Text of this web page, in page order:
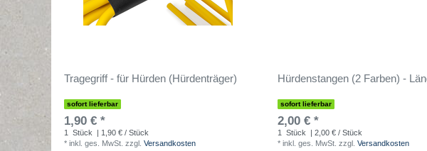
Tragegriff - für Hürden (Hürdenträger)
sofort lieferbar
1,90 € *
1 Stück
| 1,90 € / Stück
* inkl. ges. MwSt. zzgl. Versandkosten
Hürdenstangen (2 Farben) -
sofort lieferbar
2,00 € *
1 Stück
| 2,00 € / Stück
* inkl. ges. MwSt. zzgl. Versandkosten